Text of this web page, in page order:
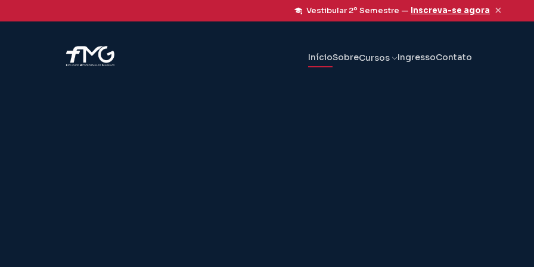
Vestibular 2º Semestre — Inscreva-se agora ×
InícioSobreCursos IngressoContato